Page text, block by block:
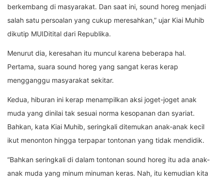
berkembang di masyarakat. Dan saat ini, sound horeg menjadi
salah satu persoalan yang cukup meresahkan,” ujar Kiai Muhib
dikutip MUIDitital dari Republika.
Menurut dia, keresahan itu muncul karena beberapa hal.
Pertama, suara sound horeg yang sangat keras kerap
mengganggu masyarakat sekitar.
Kedua, hiburan ini kerap menampilkan aksi joget-joget anak
muda yang dinilai tak sesuai norma kesopanan dan syariat.
Bahkan, kata Kiai Muhib, seringkali ditemukan anak-anak kecil
ikut menonton hingga terpapar tontonan yang tidak mendidik.
“Bahkan seringkali di dalam tontonan sound horeg itu ada anak-
anak muda yang minum minuman keras. Nah, itu kemudian kita